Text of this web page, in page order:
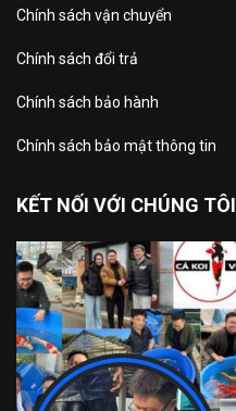
Chính sách vận chuyển
Chính sách đổi trả
Chính sách bảo hành
Chính sách bảo mật thông tin
KẾT NỐI VỚI CHÚNG TÔI